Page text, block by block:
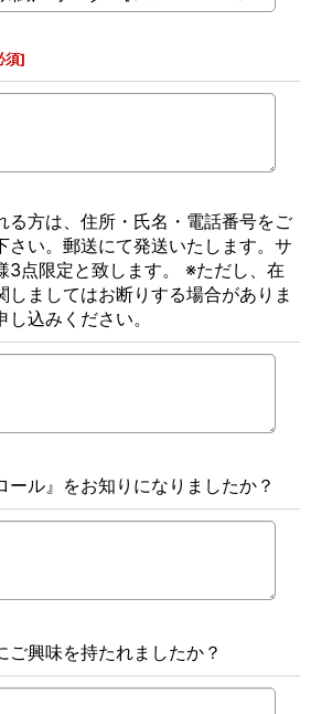
須]
る方は、住所・氏名・電話番号をご
さい。郵送にて発送いたします。サ
3点限定と致します。 ※ただし、在
しましてはお断りする場合がありま
込みください。
ール』をお知りになりましたか？
ご興味を持たれましたか？